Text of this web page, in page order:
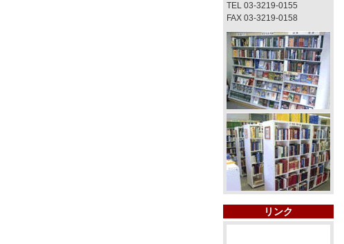
TEL 03-3219-0155
FAX 03-3219-0158
リンク